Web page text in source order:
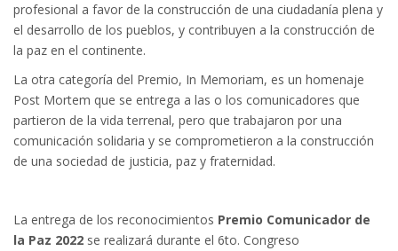
profesional a favor de la construcción de una ciudadanía plena y
el desarrollo de los pueblos, y contribuyen a la construcción de
la paz en el continente.
La otra categoría del Premio, In Memoriam, es un homenaje
Post Mortem que se entrega a las o los comunicadores que
partieron de la vida terrenal, pero que trabajaron por una
comunicación solidaria y se comprometieron a la construcción
de una sociedad de justicia, paz y fraternidad.
La entrega de los reconocimientos Premio Comunicador de
la Paz 2022 se realizará durante el 6to. Congreso